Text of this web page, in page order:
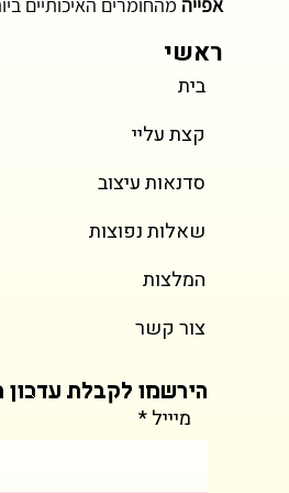
Rapunzel Mini Vintage Cake
עוגת מיני נמוכה
מגולגלות קינדר
אפייה מהחומרים האיכותיים
ראשי
בית
קצת עליי
סדנאות עיצוב
שאלות נפוצות
המלצות
צור קשר
הירשמו לקבלת עדכון
מיייל